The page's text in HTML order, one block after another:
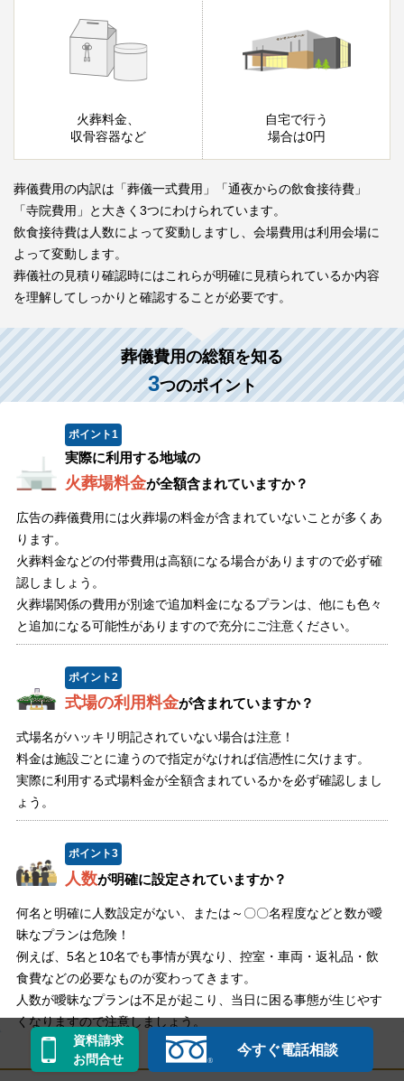
火葬料金、
収骨容器など
自宅で行う
場合は0円
葬儀費用の内訳は「葬儀一式費用」「通夜からの飲食接待費」
「寺院費用」と大きく3つにわけられています。
飲食接待費は人数によって変動しますし、会場費用は利用会場に
よって変動します。
葬儀社の見積り確認時にはこれらが明確に見積られているか内容
を理解してしっかりと確認することが必要です。
葬儀費用の総額を知る
3つのポイント
ポイント1
実際に利用する地域の
火葬場料金が全額含まれていますか？
広告の葬儀費用には火葬場の料金が含まれていないことが多くあ
ります。
火葬料金などの付帯費用は高額になる場合がありますので必ず確
認しましょう。
火葬場関係の費用が別途で追加料金になるプランは、他にも色々
と追加になる可能性がありますので充分にご注意ください。
ポイント2
式場の利用料金が含まれていますか？
式場名がハッキリ明記されていない場合は注意！
料金は施設ごとに違うので指定がなければ信憑性に欠けます。
実際に利用する式場料金が全額含まれているかを必ず確認しまし
ょう。
ポイント3
人数が明確に設定されていますか？
何名と明確に人数設定がない、または～〇〇名程度などと数が曖
昧なプランは危険！
例えば、5名と10名でも事情が異なり、控室・車両・返礼品・飲
食費などの必要なものが変わってきます。
人数が曖昧なプランは不足が起こり、当日に困る事態が生じやす
くなりますので注意しましょう。
資料請求
お問合せ
今すぐ電話相談